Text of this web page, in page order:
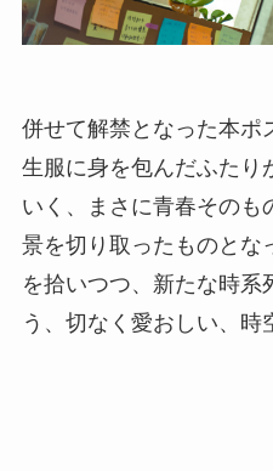
併せて解禁となった本ポ
生服に身を包んだふたり
いく、まさに青春そのも
景を切り取ったものとな
を拾いつつ、新たな時系
う、切なく愛おしい、時